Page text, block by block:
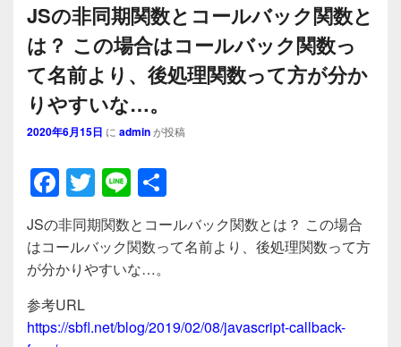
JSの非同期関数とコールバック関数と
は？ この場合はコールバック関数っ
て名前より、後処理関数って方が分か
りやすいな…。
2020年6月15日 に adminが投稿
F
a
c
e
b
o
T
wi
tt
er
Li
n
e
有
JSの非同期関数とコールバック関数とは？ この場合
はコールバック関数って名前より、後処理関数って方
が分かりやすいな…。
参考URL
https://sbfl.net/blog/2019/02/08/javascript-callback-